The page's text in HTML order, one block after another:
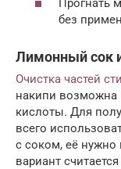
Прогнать
без
Лимонный сок
Очистка частей
накипи
кислоты. Для
всего
с соком, её нужно
вариант